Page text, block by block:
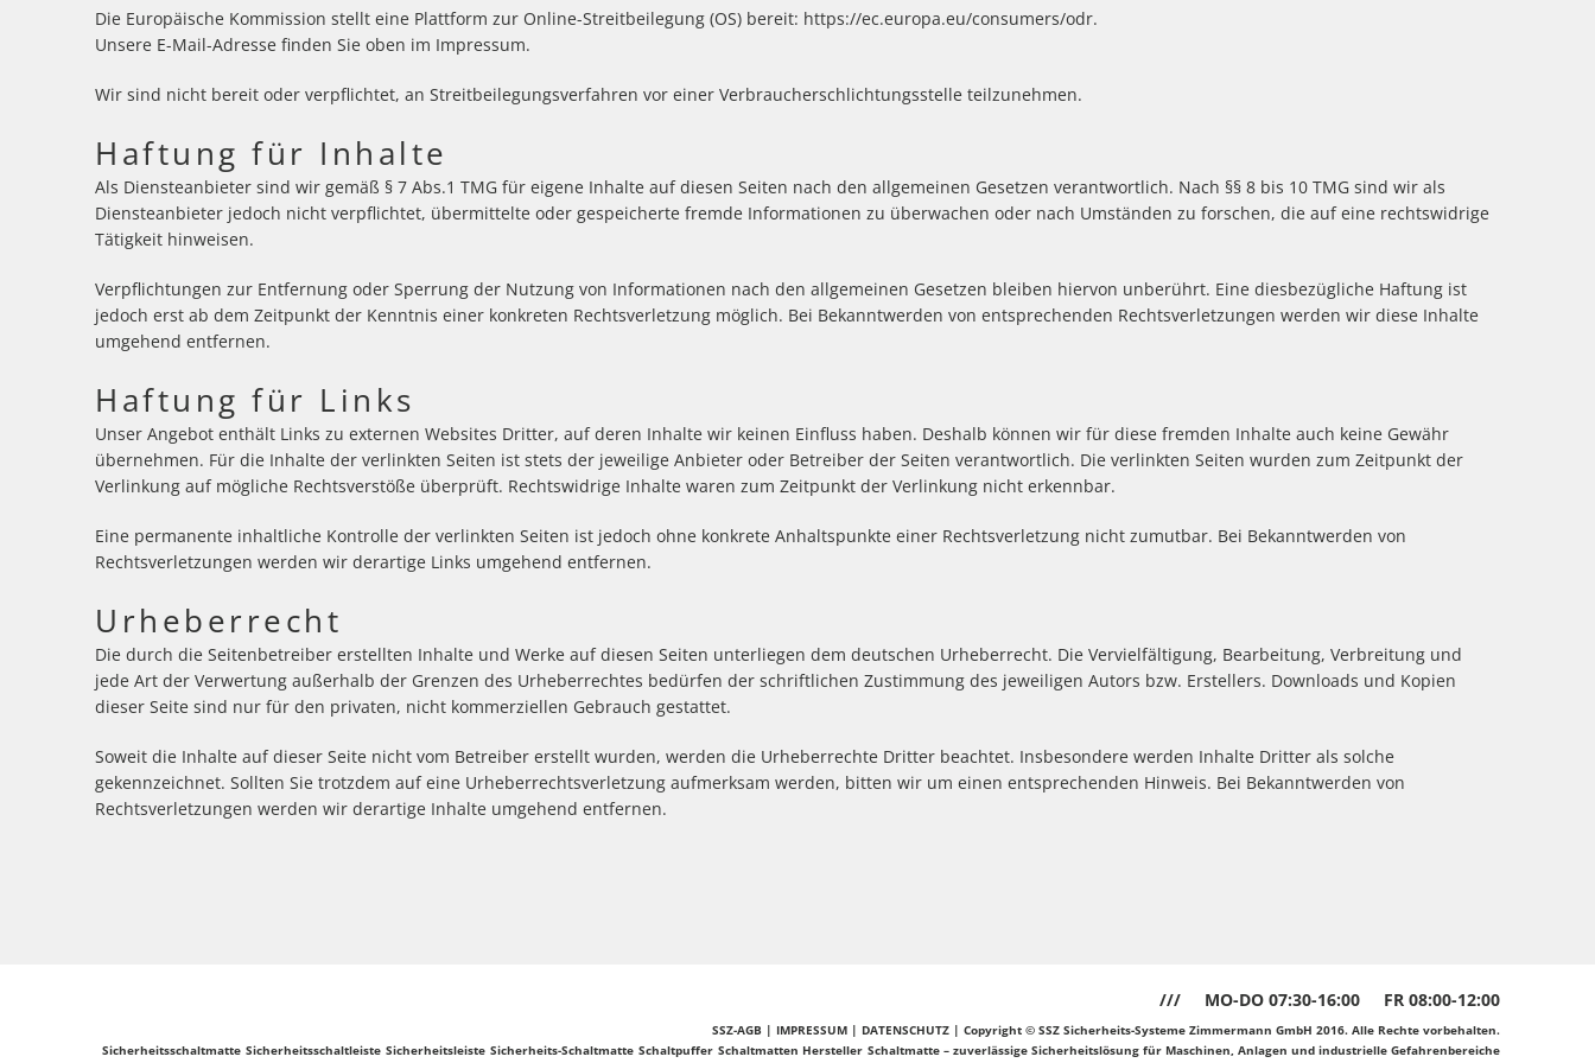
Die Europäische Kommission stellt eine Plattform zur Online-Streitbeilegung (OS) bereit: https://ec.europa.eu/consumers/odr.
Unsere E-Mail-Adresse finden Sie oben im Impressum.
Wir sind nicht bereit oder verpflichtet, an Streitbeilegungsverfahren vor einer Verbraucherschlichtungsstelle teilzunehmen.
Haftung für Inhalte
Als Diensteanbieter sind wir gemäß § 7 Abs.1 TMG für eigene Inhalte auf diesen Seiten nach den allgemeinen Gesetzen verantwortlich. Nach §§ 8 bis 10 TMG sind wir als
Diensteanbieter jedoch nicht verpflichtet, übermittelte oder gespeicherte fremde Informationen zu überwachen oder nach Umständen zu forschen, die auf eine rechtswidrige
Tätigkeit hinweisen.
Verpflichtungen zur Entfernung oder Sperrung der Nutzung von Informationen nach den allgemeinen Gesetzen bleiben hiervon unberührt. Eine diesbezügliche Haftung ist
jedoch erst ab dem Zeitpunkt der Kenntnis einer konkreten Rechtsverletzung möglich. Bei Bekanntwerden von entsprechenden Rechtsverletzungen werden wir diese Inhalte
umgehend entfernen.
Haftung für Links
Unser Angebot enthält Links zu externen Websites Dritter, auf deren Inhalte wir keinen Einfluss haben. Deshalb können wir für diese fremden Inhalte auch keine Gewähr
übernehmen. Für die Inhalte der verlinkten Seiten ist stets der jeweilige Anbieter oder Betreiber der Seiten verantwortlich. Die verlinkten Seiten wurden zum Zeitpunkt der
Verlinkung auf mögliche Rechtsverstöße überprüft. Rechtswidrige Inhalte waren zum Zeitpunkt der Verlinkung nicht erkennbar.
Eine permanente inhaltliche Kontrolle der verlinkten Seiten ist jedoch ohne konkrete Anhaltspunkte einer Rechtsverletzung nicht zumutbar. Bei Bekanntwerden von
Rechtsverletzungen werden wir derartige Links umgehend entfernen.
Urheberrecht
Die durch die Seitenbetreiber erstellten Inhalte und Werke auf diesen Seiten unterliegen dem deutschen Urheberrecht. Die Vervielfältigung, Bearbeitung, Verbreitung und
jede Art der Verwertung außerhalb der Grenzen des Urheberrechtes bedürfen der schriftlichen Zustimmung des jeweiligen Autors bzw. Erstellers. Downloads und Kopien
dieser Seite sind nur für den privaten, nicht kommerziellen Gebrauch gestattet.
Soweit die Inhalte auf dieser Seite nicht vom Betreiber erstellt wurden, werden die Urheberrechte Dritter beachtet. Insbesondere werden Inhalte Dritter als solche
gekennzeichnet. Sollten Sie trotzdem auf eine Urheberrechtsverletzung aufmerksam werden, bitten wir um einen entsprechenden Hinweis. Bei Bekanntwerden von
Rechtsverletzungen werden wir derartige Inhalte umgehend entfernen.
/// MO-DO 07:30-16:00 FR 08:00-12:00
SSZ-AGB | IMPRESSUM | DATENSCHUTZ | Copyright © SSZ Sicherheits-Systeme Zimmermann GmbH 2016. Alle Rechte vorbehalten.
Sicherheitsschaltmatte Sicherheitsschaltleiste Sicherheitsleiste Sicherheits-Schaltmatte Schaltpuffer Schaltmatten Hersteller Schaltmatte – zuverlässige Sicherheitslösung für Maschinen, Anlagen und industrielle Gefahrenbereiche